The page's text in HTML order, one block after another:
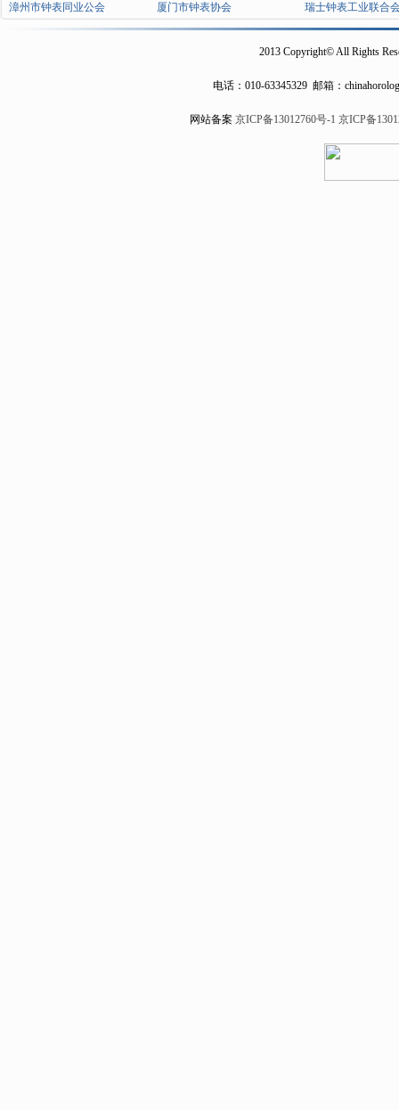
漳州市钟表同业公会
厦门市钟表协会 瑞士钟表工业联合
2013 Copyright© All Rights
电话： 010-63345329 邮箱：
网站备案 京ICP备13012760号-1 京ICP备